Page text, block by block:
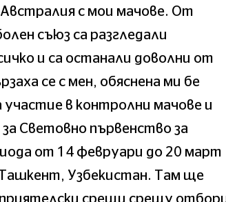
Австралия с мои мачове. От
съюз са разгледали
и са останали доволни от
се с мен, обяснена ми бе
участие в контролни мачове и
Световно първенство за
от 14 февруари до 20 март
Узбекистан. Там ще
срещи срещу